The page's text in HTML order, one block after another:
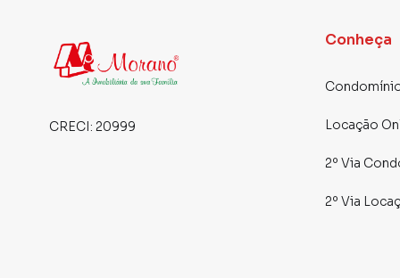
CRECI: 20999
Conheça
Locação
2º Via
2º Via